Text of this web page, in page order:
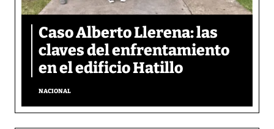
Caso Alberto Llerena: las
claves del enfrentamiento
en el edificio Hatillo
NACIONAL